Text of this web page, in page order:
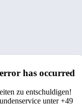
has occurred
zu entschuldigen!
unter +49